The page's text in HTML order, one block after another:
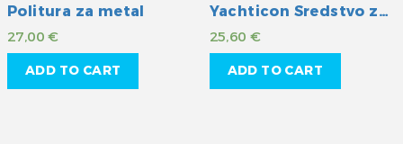
Politura za metal
27,00€
ADD TO CART
Yachticon Sredstvo za čišćenje i pranje sa zaštitom
25,60€
ADD TO CART